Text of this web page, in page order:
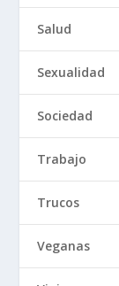
Salud
Sexualidad
Sociedad
Trabajo
Trucos
Veganas